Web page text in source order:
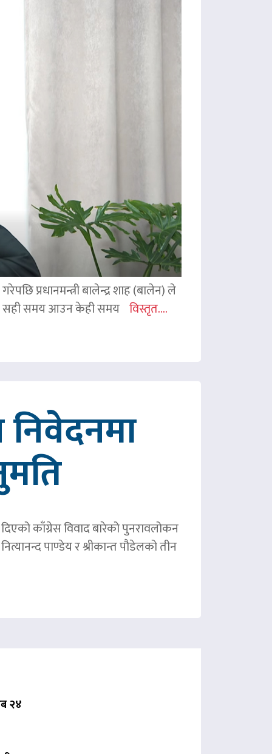
प्रधानमन्त्री बालेन्द्र शाह (बालेन) ले
सही समय आउन केही समय विस्तृत....
काँग्रेस विवाद बारेको पुनरावलोकन
पाण्डेय र श्रीकान्त पौडेलको तीन
२४